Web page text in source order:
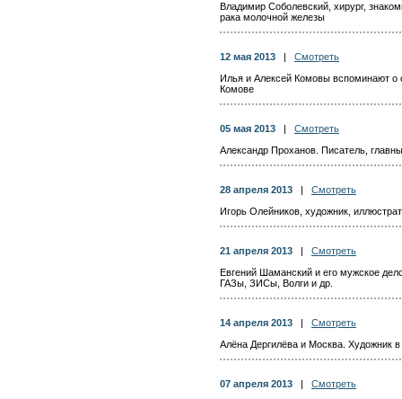
Владимир Соболевский, хирург,
рака молочной железы
12 мая 2013
Смотреть
Илья и Алексей Комовы вспоминают о
Комове
05 мая 2013
Смотреть
Александр Проханов. Писатель,
28 апреля 2013
Смотреть
Игорь Олейников, художник,
21 апреля 2013
Смотреть
Евгений Шаманский и его мужское
ГАЗы, ЗИСы, Волги и др.
14 апреля 2013
Смотреть
Алёна Дергилёва и Москва. Художник
07 апреля 2013 Смотреть